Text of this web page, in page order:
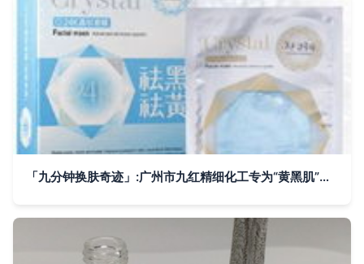
「九分钟换肤奇迹」:广州市九红精细化工专为“黄黑肌”逆袭而生的光彩法案